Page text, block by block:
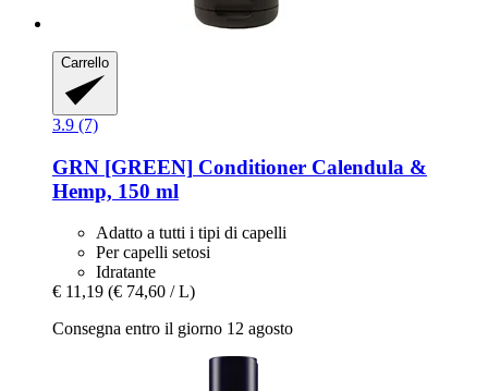
Carrello
3.9 (7)
GRN [GREEN] Conditioner Calendula &
Hemp, 150 ml
Adatto a tutti i tipi di capelli
Per capelli setosi
Idratante
€ 11,19 (€ 74,60 / L)
Consegna entro il giorno 12 agosto